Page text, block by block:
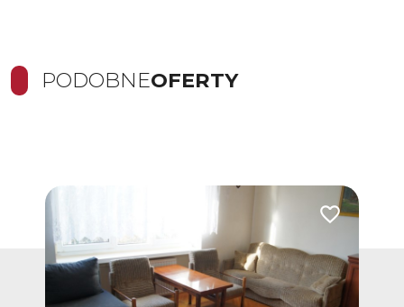
PODOBNEOFERTY
Dodaj do ulubionych Dodaj do